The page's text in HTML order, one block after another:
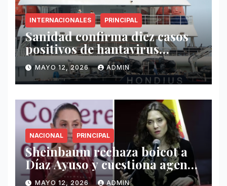
INTERNACIONALES PRINCIPAL
Sanidad confirma diez casos
positivos de hantavirus
vinculados al crucero MV
Hondius
MAYO 12, 2026 ADMIN
NACIONAL PRINCIPAL
Sheinbaum rechaza boicot a
Díaz Ayuso y cuestiona agenda
de funcionaria española
MAYO 12, 2026 ADMIN